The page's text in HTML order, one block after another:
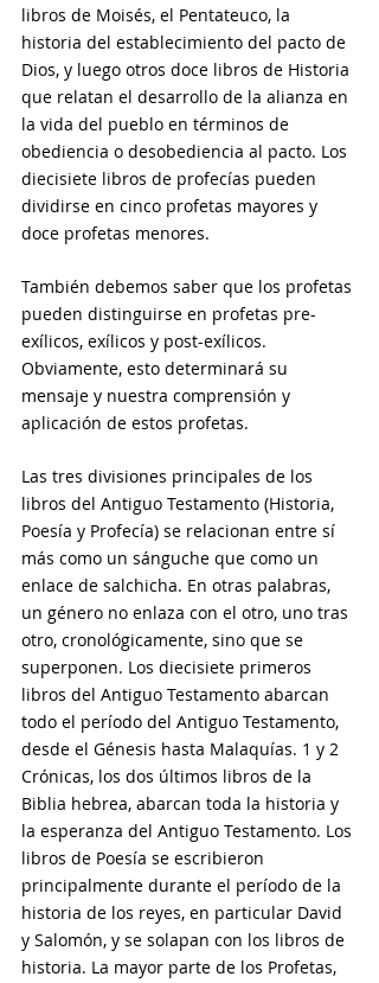
libros de Moisés, el Pentateuco, la
historia del establecimiento del pacto de
Dios, y luego otros doce libros de Historia
que relatan el desarrollo de la alianza en
la vida del pueblo en términos de
obediencia o desobediencia al pacto. Los
diecisiete libros de profecías pueden
dividirse en cinco profetas mayores y
doce profetas menores.
También debemos saber que los profetas
pueden distinguirse en profetas pre-
exílicos, exílicos y post-exílicos.
Obviamente, esto determinará su
mensaje y nuestra comprensión y
aplicación de estos profetas.
Las tres divisiones principales de los
libros del Antiguo Testamento (Historia,
Poesía y Profecía) se relacionan entre sí
más como un sánguche que como un
enlace de salchicha. En otras palabras,
un género no enlaza con el otro, uno tras
otro, cronológicamente, sino que se
superponen. Los diecisiete primeros
libros del Antiguo Testamento abarcan
todo el período del Antiguo Testamento,
desde el Génesis hasta Malaquías. 1 y 2
Crónicas, los dos últimos libros de la
Biblia hebrea, abarcan toda la historia y
la esperanza del Antiguo Testamento. Los
libros de Poesía se escribieron
principalmente durante el período de la
historia de los reyes, en particular David
y Salomón, y se solapan con los libros de
historia. La mayor parte de los Profetas,